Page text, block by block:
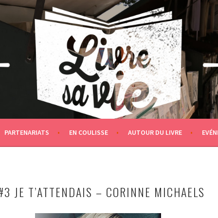
PARTENARIATS EN COULISSE AUTOUR DU LIVRE
JE T’ATTENDAIS – CORINNE MICHAELS